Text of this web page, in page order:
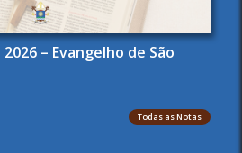
– Evangelho de São
Todas as Notas